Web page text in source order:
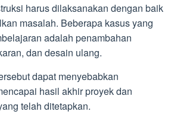
harus dilaksanakan dengan baik
masalah. Beberapa kasus yang
adalah penambahan
dan desain ulang.
dapat menyebabkan
hasil akhir proyek dan
telah ditetapkan.